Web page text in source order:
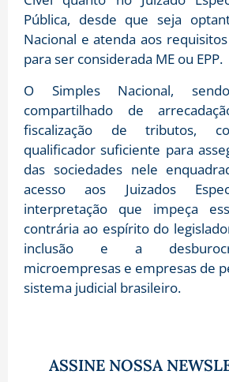
Pública, desde que seja
Nacional e atenda aos
para ser considerada ME ou EPP.
O Simples Nacional,
compartilhado de
fiscalização de tributos,
qualificador suficiente para
das sociedades nele
acesso aos Juizados
interpretação que impeça
contrária ao espírito do
inclusão e a
microempresas e empresas de
sistema judicial brasileiro.
ASSINE NOSSA